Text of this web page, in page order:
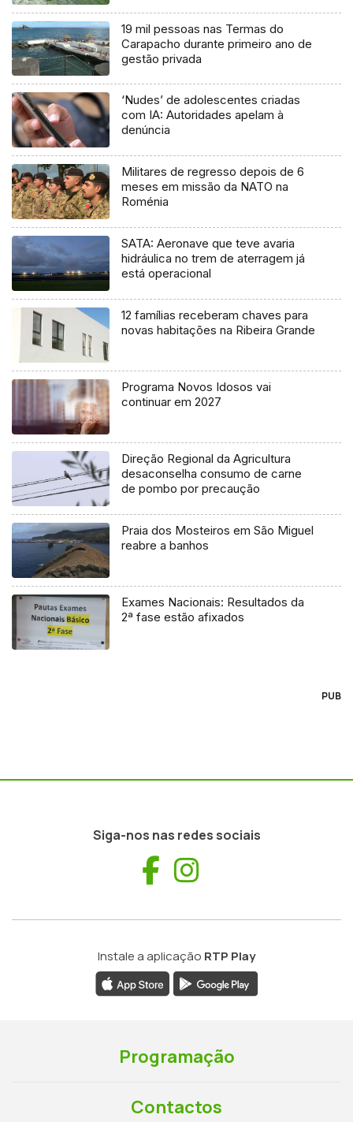
19 mil pessoas nas Termas do
Carapacho durante primeiro ano de
gestão privada
‘Nudes’ de adolescentes criadas
com IA: Autoridades apelam à
denúncia
Militares de regresso depois de 6
meses em missão da NATO na
Roménia
SATA: Aeronave que teve avaria
hidráulica no trem de aterragem já
está operacional
12 famílias receberam chaves para
novas habitações na Ribeira Grande
Programa Novos Idosos vai
continuar em 2027
Direção Regional da Agricultura
desaconselha consumo de carne
de pombo por precaução
Praia dos Mosteiros em São Miguel
reabre a banhos
Exames Nacionais: Resultados da
2ª fase estão afixados
PUB
Siga-nos nas redes sociais
Facebook
Instale a aplicação RTP Play
Programação
Contactos